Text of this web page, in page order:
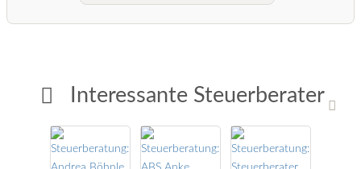
Interessante Steuerberater